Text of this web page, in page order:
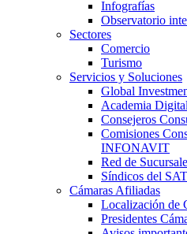
Infografías
Observatorio
Sectores
Comercio
Turismo
Servicios y Soluciones
Global
Academia Digital
Consejeros
Comisiones
INFONAVIT
Red de
Síndicos del SAT
Cámaras Afiliadas
Localización de
Presidentes